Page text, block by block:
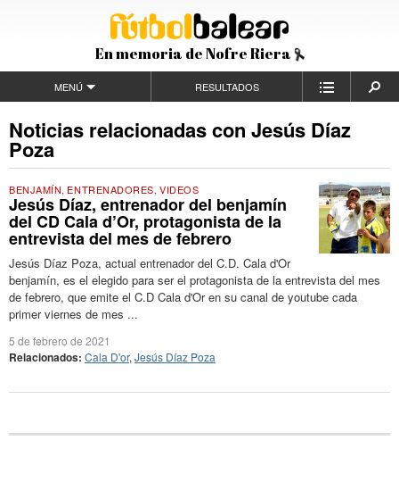
En memoria de Nofre Riera
MENÚ RESULTADOS
Noticias relacionadas con Jesús Díaz
Poza
BENJAMÍN, ENTRENADORES,VIDEOS
Jesús Díaz, entrenador del benjamín
del CD Cala d’Or, protagonista de la
entrevista del mes de febrero
Jesús Díaz Poza, actual entrenador del C.D. Cala d'Or
benjamín, es el elegido para ser el protagonista de la entrevista del mes
de febrero, que emite el C.D Cala d'Or en su canal de youtube cada
primer viernes de mes ...
5 de febrero de 2021
Relacionados: Cala D'or, Jesús Díaz Poza